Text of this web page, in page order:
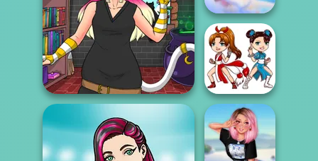
Kawaii Witch School
Kawaii Among Us
Kawaii Chibi
Fighter